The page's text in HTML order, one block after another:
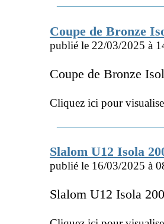
Coupe de Bronze
publié le 22/03/2025 à
Coupe de Bronze
Cliquez ici pour
Slalom U12 Isola
publié le 16/03/2025 à
Slalom U12 Isola